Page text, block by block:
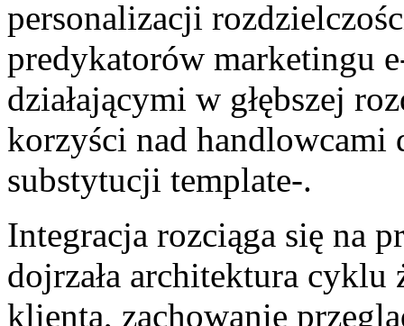
personalizacji
predykatorów marketingu
działającymi w głębszej
korzyści nad handlowcami
substytucji template-.
Integracja rozciąga się na
dojrzała architektura cyklu
klienta, zachowanie